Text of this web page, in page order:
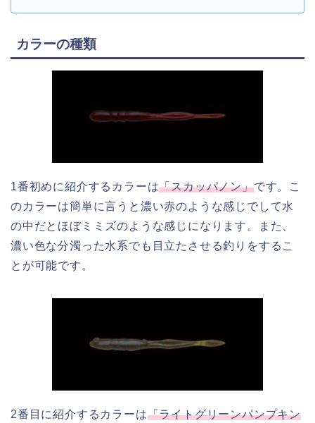
カラーの種類
1番初めに紹介するカラーは「スカッパノン」です。こ
のカラーは簡単に言うと濃い赤のような感じでして水
の中だとほぼミミズのような感じになります。また、
濃い色な分濁った水系でも目立たさせる釣りをするこ
とが可能です。
2番目に紹介するカラーは「ライトグリーンパンプキン